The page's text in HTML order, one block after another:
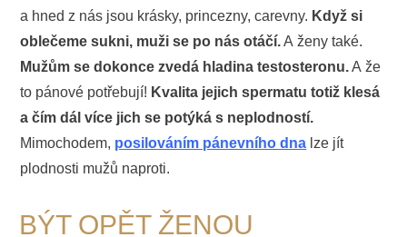
a hned z nás jsou krásky, princezny, carevny. Když si
oblečeme sukni, muži se po nás otáčí.A ženy také.
Mužům se dokonce zvedá hladina testosteronu.A že
to pánové potřebují! Kvalita jejich spermatu totiž klesá
a čím dál více jich se potýká s neplodností.
Mimochodem, posilováním pánevního dna lze jít
plodnosti mužů naproti.
BÝT OPĚT ŽENOU